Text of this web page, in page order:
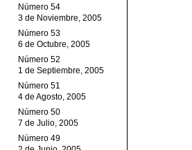
Número 54
3 de Noviembre, 2005
Número 53
6 de Octubre, 2005
Número 52
1 de Septiembre, 2005
Número 51
4 de Agosto, 2005
Número 50
7 de Julio, 2005
Número 49